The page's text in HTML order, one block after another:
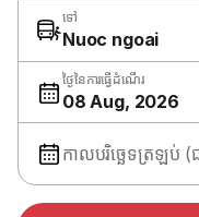
ទៅ
Nuoc ngoai
ថ្ងៃនៃការធ្វើដំណើរ
08 Aug, 2026
កាលបរិច្ឆេទត្រឡប់ (